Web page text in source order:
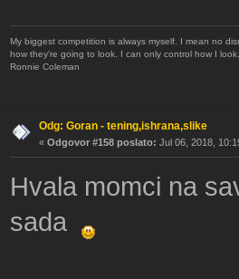
My biggest competition is always myself. I mean no
how they're going to look. I can only control how I look.
Ronnie Coleman
Odg: Goran - tening,ishrana,slike
« Odgovor #158 poslato: Jul 06, 2018,
Hvala momci na
sada